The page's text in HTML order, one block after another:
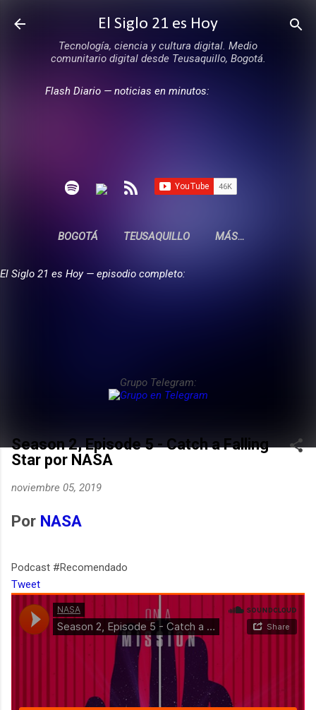
Ir al contenido principal
El Siglo 21 es Hoy
Tecnología, ciencia y cultura digital. Medio
comunitario digital desde Teusaquillo, Bogotá.
Flash Diario — noticias en minutos:
BOGOTÁ TEUSAQUILLO MÁS…
El Siglo 21 es Hoy — episodio completo:
Grupo Telegram:
Season 2, Episode 5 - Catch a Falling
Star por NASA
noviembre 05, 2019
Por NASA
Podcast #Recomendado
Tweet